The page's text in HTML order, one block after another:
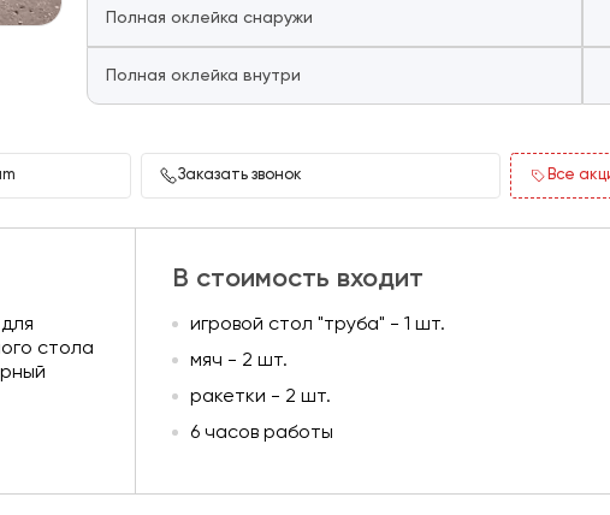
Полная оклейка снаружи
Полная оклейка внутри
Заказать звонок Все
стола
В стоимость входит
игровой стол "труба" - 1 шт.
мяч - 2 шт.
ракетки - 2 шт.
6 часов работы